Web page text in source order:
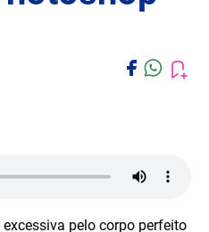
pelo corpo perfeito